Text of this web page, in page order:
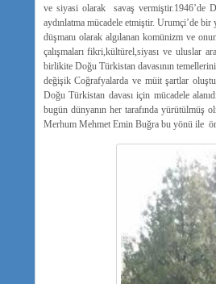
ve siyasi olarak savaş vermiştir.1946’de
aydınlatma mücadele etmiştir. Urumçi’de
düşmanı olarak algılanan komünizm ve
çalışmaları fikri,kültürel,siyası ve uluslar
birlikite Doğu Türkistan davasının
değişik Coğrafyalarda ve müit şartlar
Doğu Türkistan davası için mücadele
bugün dünyanın her tarafında yürütülmüş
Merhum Mehmet Emin Buğra bu yönü ile